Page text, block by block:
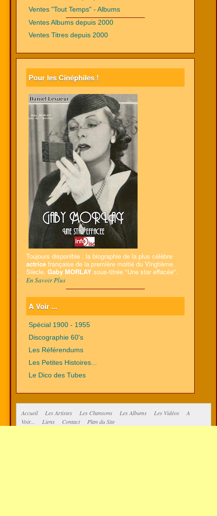
Ventes "Tout Temps" - Albums
Ventes Albums depuis 2000
Ventes Titres depuis 2000
Pour les Cinéphiles !
Toujours disponible : la biographie de la plus célèbre
actrice française de la première moitié du Vingtième
Siècle, Gaby MORLAY sous-titrée "Une star effacée".
En Savoir Plus
A Voir ...
Spécial 1900 - 1955
Discographie 60's
Les Référendums
Les Petites Histoires...
Le Dico des Tubes
Accueil Les Artistes Les Chansons Les Albums Les Vidéos
A
Voir...
Liens Contact Plan du Site